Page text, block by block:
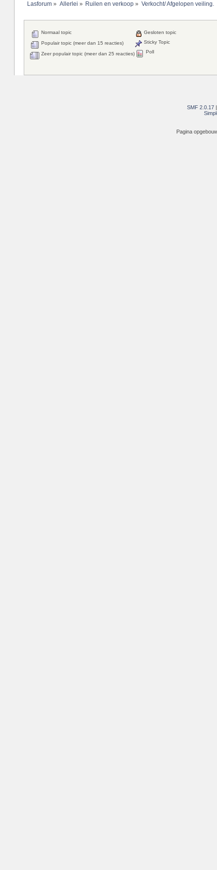
Lasforum» Allerlei » Ruilen en verkoop » Verkocht/ Afgelopen veiling.
Normaal topic
Populair topic (meer dan 15 reacties)
Zeer populair topic (meer dan 25 reacties)
Gesloten topic
Sticky Topic
Poll
SMF 2.0.17
Pagina